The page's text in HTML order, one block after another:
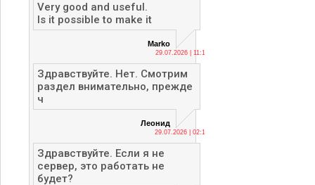
Very good and useful.
Is it possible to make it
Marko
29.07.2026 | 11:13
Здравствуйте. Нет. Смотрим
раздел внимательно, прежде
ч
Леонид
29.07.2026 | 02:12
Здравствуйте. Если я не
сервер, это работать не
будет?